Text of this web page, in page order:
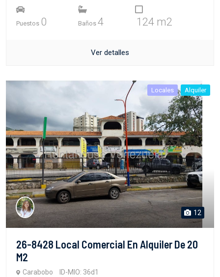
Puestos 0 Baños 4 124 m2
Ver detalles
Locales Alquiler
12
26-8428 Local Comercial En Alquiler De 20
M2
Carabobo ID-MIO: 36d1